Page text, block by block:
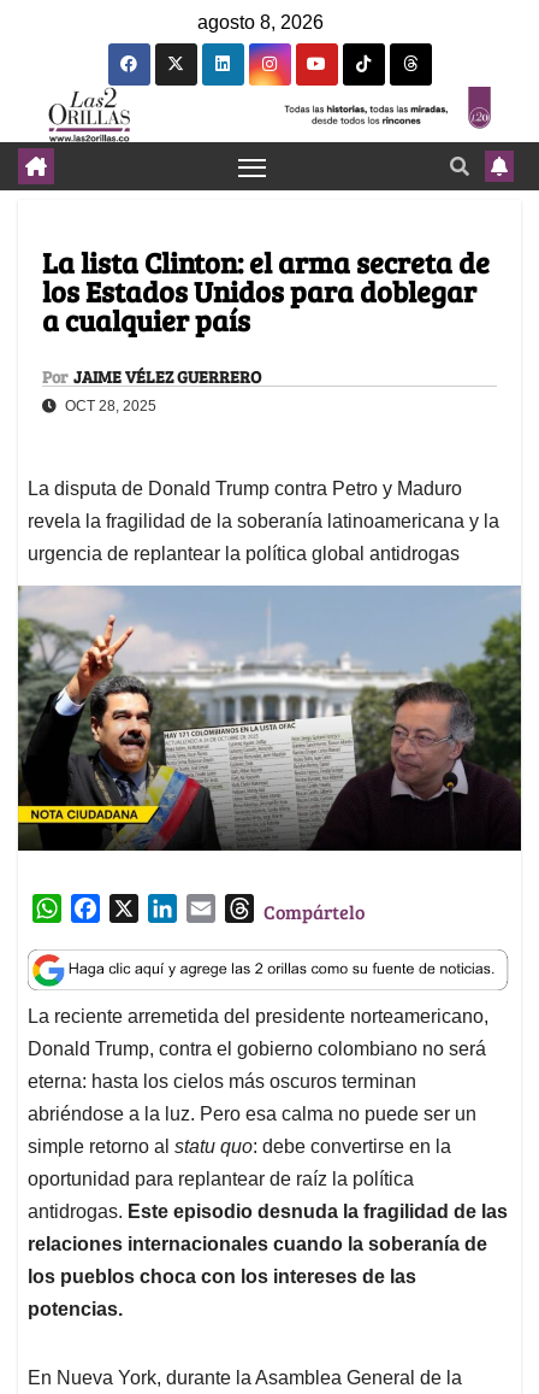
agosto 8, 2026
La lista Clinton: el arma secreta de
los Estados Unidos para doblegar
a cualquier país
Por JAIME VÉLEZ GUERRERO
OCT 28, 2025
La disputa de Donald Trump contra Petro y Maduro
revela la fragilidad de la soberanía latinoamericana y la
urgencia de replantear la política global antidrogas
W
a
t
s
A
p
p
c
e
b
o
o
k
n
k
e
d
I
n
a
i
l
T
r
e
a
d
s
Compártelo
La reciente arremetida del presidente norteamericano,
Donald Trump, contra el gobierno colombiano no será
eterna: hasta los cielos más oscuros terminan
abriéndose a la luz. Pero esa calma no puede ser un
simple retorno al statu quo: debe convertirse en la
oportunidad para replantear de raíz la política
antidrogas. Este episodio desnuda la fragilidad de las
relaciones internacionales cuando la soberanía de
los pueblos choca con los intereses de las
potencias.
En Nueva York, durante la Asamblea General de la